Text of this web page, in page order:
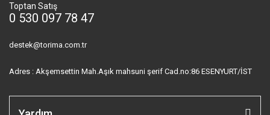
Toptan Satış
0 530 097 78 47
destek@torima.com.tr
Adres : Akşemsettin Mah.Aşık mahsuni şerif Cad.no:86 ESENYURT/İST